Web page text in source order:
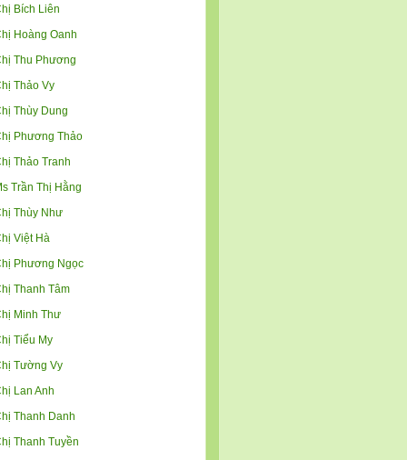
Bích Liên
Hoàng Oanh
Thu Phương
Thảo Vy
Thùy Dung
Phương Thảo
Thảo Tranh
Trần Thị Hằng
Thùy Như
Việt Hà
Phương Ngọc
Thanh Tâm
Minh Thư
Tiểu My
Tường Vy
Lan Anh
Thanh Danh
Thanh Tuyền